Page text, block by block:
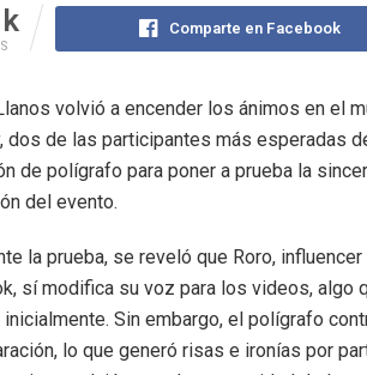
Comparte en Facebook
volvió a encender los ánimos en el
dos de las participantes más esperadas
de polígrafo para poner a prueba la
del evento.
la prueba, se reveló que Roro, influencer
sí modifica su voz para los videos, algo
inicialmente. Sin embargo, el polígrafo
lo que generó risas e ironías por